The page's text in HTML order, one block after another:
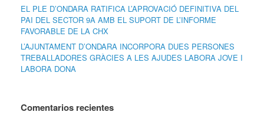
EL PLE D’ONDARA RATIFICA L’APROVACIÓ DEFINITIVA DEL
PAI DEL SECTOR 9A AMB EL SUPORT DE L’INFORME
FAVORABLE DE LA CHX
L’AJUNTAMENT D’ONDARA INCORPORA DUES PERSONES
TREBALLADORES GRÀCIES A LES AJUDES LABORA JOVE I
LABORA DONA
Comentarios recientes